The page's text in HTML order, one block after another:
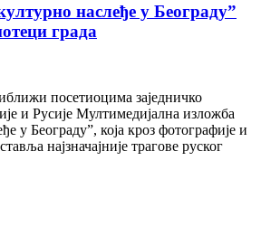
наслеђе у Београду”
града
посетиоцима заједничко
и Русије Мултимедијална изложба
у Београду”, која кроз фотографије и
најзначајније трагове руског